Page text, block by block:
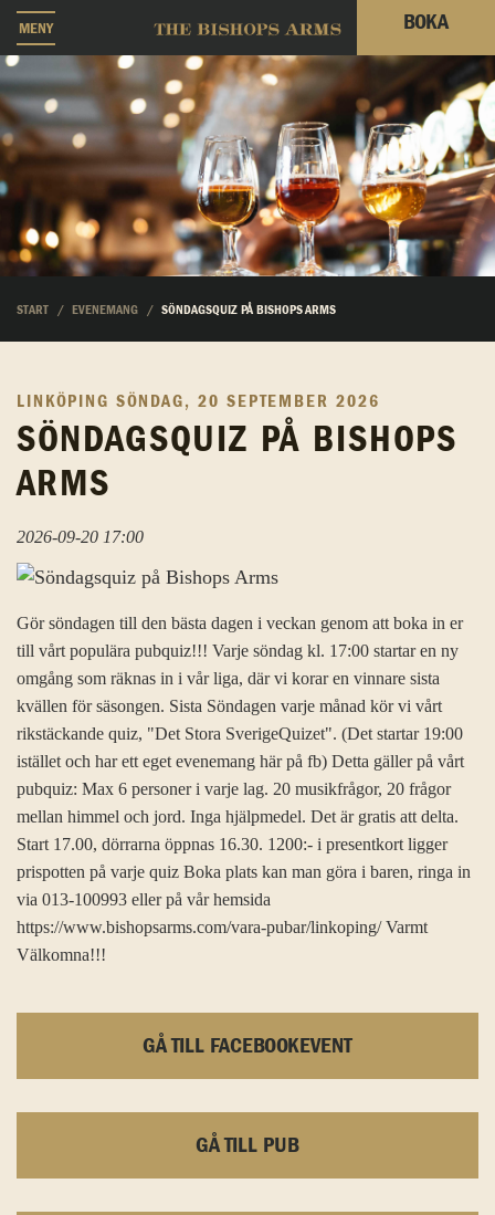
MENY BOKA
START EVENEMANG SÖNDAGSQUIZ PÅ BISHOPS ARMS
LINKÖPING SÖNDAG, 20 SEPTEMBER 2026
SÖNDAGSQUIZ PÅ BISHOPS
ARMS
2026-09-20 17:00
Gör söndagen till den bästa dagen i veckan genom att boka in er
till vårt populära pubquiz!!! Varje söndag kl. 17:00 startar en ny
omgång som räknas in i vår liga, där vi korar en vinnare sista
kvällen för säsongen. Sista Söndagen varje månad kör vi vårt
rikstäckande quiz, "Det Stora SverigeQuizet". (Det startar 19:00
istället och har ett eget evenemang här på fb) Detta gäller på vårt
pubquiz: Max 6 personer i varje lag. 20 musikfrågor, 20 frågor
mellan himmel och jord. Inga hjälpmedel. Det är gratis att delta.
Start 17.00, dörrarna öppnas 16.30. 1200:- i presentkort ligger
prispotten på varje quiz Boka plats kan man göra i baren, ringa in
via 013-100993 eller på vår hemsida
https://www.bishopsarms.com/vara-pubar/linkoping/ Varmt
Välkomna!!!
GÅ TILL FACEBOOKEVENT
GÅ TILL PUB